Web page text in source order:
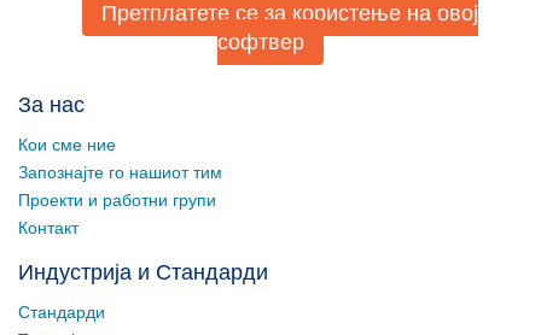
Претплатете се за користење на овој
софтвер
За нас
Кои сме ние
Запознајте го нашиот тим
Проекти и работни групи
Контакт
Индустрија и Стандарди
Стандарди